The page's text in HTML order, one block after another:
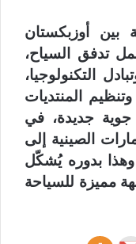
بين أوزبكستان
تدفق السياح،
التكنولوجيا،
المنتديات
جديدة، في
الصينية إلى
بدوره يُشكّل
مميزة للسياحة